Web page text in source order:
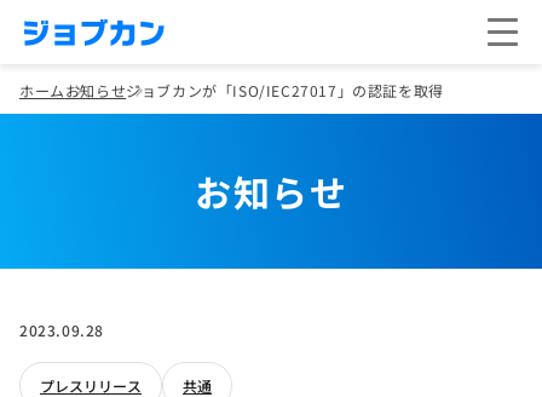
ホームお知らせジョブカンが「ISO/IEC27017」の認証を取得
お知らせ
2023.09.28
プレスリリース 共通